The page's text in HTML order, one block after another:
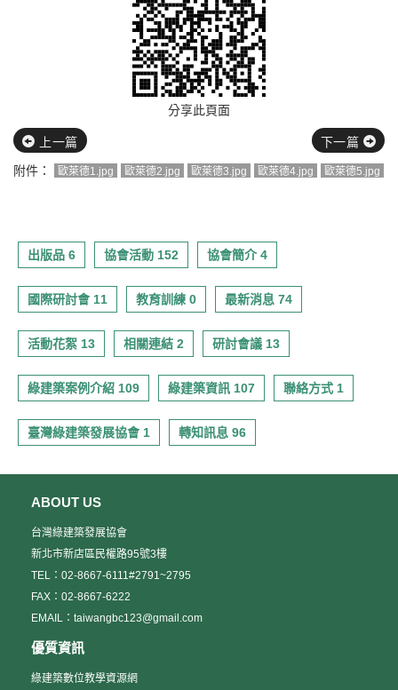
分享此頁面
上一篇
下一篇
附件：
歐萊德1.jpg 歐萊德2.jpg 歐萊德3.jpg 歐萊德4.jpg 歐萊德5.jpg
出版品 6 協會活動 152 協會簡介 4
國際研討會 11 教育訓練 0 最新消息 74
活動花絮 13 相關連結 2 研討會議 13
綠建築案例介紹 109 綠建築資訊 107 聯絡方式 1
臺灣綠建築發展協會 1 轉知訊息 96
ABOUT US
台灣綠建築發展協會
新北市新店區民權路95號3樓
TEL：02-8667-6111#2791~2795
FAX：02-8667-6222
EMAIL：taiwangbc123@gmail.com
優質資訊
綠建築數位教學資源網